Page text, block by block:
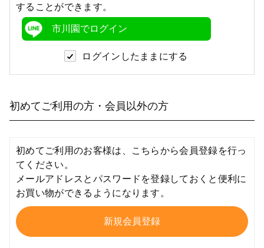
することができます。
市川園でログイン
ログインしたままにする
初めてご利用の方・会員以外の方
初めてご利用のお客様は、こちらから会員登録を行っ
てください。
メールアドレスとパスワードを登録しておくと便利に
お買い物ができるようになります。